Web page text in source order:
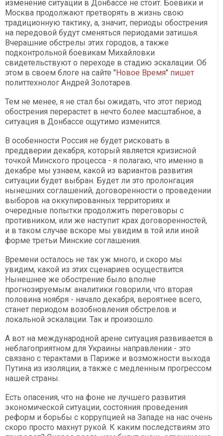
изменение ситуации в Донбассе не стоит. Боевики и
Москва продолжают претворять в жизнь свою
традиционную тактику, а, значит, периоды обострения
на передовой будут сменяться периодами затишья.
Вчерашние обстрелы этих городов, а также
подконтрольной боевикам Михайловки
свидетельствуют о переходе в стадию эскалации. Об
этом в своем блоге на сайте " Новое Время" пишет
политтехнолог Андрей Золотарев.
Тем не менее, я не стал бы ожидать, что этот период
обострения перерастет в нечто более масштабное, а
ситуация в Донбассе ощутимо изменится.
В особенности Россия не будет рисковать в
преддверии декабря, который является кризисной
точкой Минского процесса - я полагаю, что именно в
декабре мы узнаем, какой из вариантов развития
ситуации будет выбран. Будет ли это пролонгация
нынешних соглашений, договоренности о проведении
выборов на оккупированных территориях и
очередные попытки продолжить переговоры с
противником, или же наступит крах договоренностей,
и в таком случае вскоре мы увидим в той или иной
форме третьи Минские соглашения.
Времени осталось не так уж много, и скоро мы
увидим, какой из этих сценариев осуществится.
Нынешнее же обострение было вполне
прогнозируемым: аналитики говорили, что вторая
половина ноября - начало декабря, вероятнее всего,
станет периодом возобновления обстрелов и
локальной эскалации. Так и произошло.
А вот на международной арене ситуация развивается в
неблагоприятном для Украины направлении - это
связано с терактами в Париже и возможности выхода
Путина из изоляции, а также с медленным прогрессом
нашей страны.
Есть опасения, что на фоне не лучшего развития
экономической ситуации, состояния проведения
реформ и борьбы с коррупцией на Западе на нас очень
скоро просто махнут рукой. К каким последствиям это